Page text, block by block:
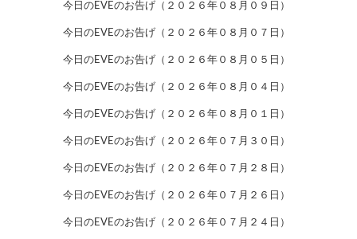
今日のEVEのお告げ（２０２６年０８月０９日）
今日のEVEのお告げ（２０２６年０８月０７日）
今日のEVEのお告げ（２０２６年０８月０５日）
今日のEVEのお告げ（２０２６年０８月０４日）
今日のEVEのお告げ（２０２６年０８月０１日）
今日のEVEのお告げ（２０２６年０７月３０日）
今日のEVEのお告げ（２０２６年０７月２８日）
今日のEVEのお告げ（２０２６年０７月２６日）
今日のEVEのお告げ（２０２６年０７月２４日）